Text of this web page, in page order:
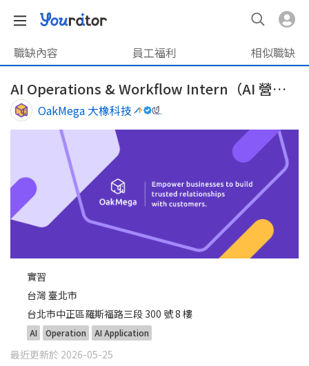
職缺內容 員工福利 相似職缺
AI Operations & Workflow Intern（AI 營運與流程實習生）｜ 2026 UNEXT 數位創新人才增能培育計畫
OakMega 大橡科技
實習
台灣 臺北市
台北市中正區羅斯福路三段 300 號 8 樓
AI Operation AI Application
最近更新於 2026-05-25